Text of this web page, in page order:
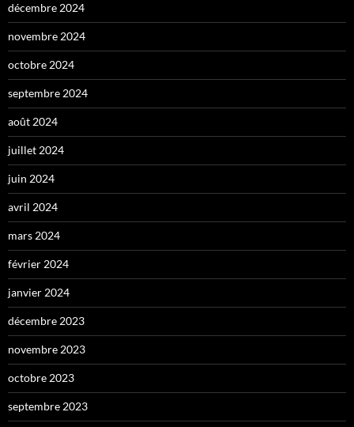
décembre 2024
novembre 2024
octobre 2024
septembre 2024
août 2024
juillet 2024
juin 2024
avril 2024
mars 2024
février 2024
janvier 2024
décembre 2023
novembre 2023
octobre 2023
septembre 2023